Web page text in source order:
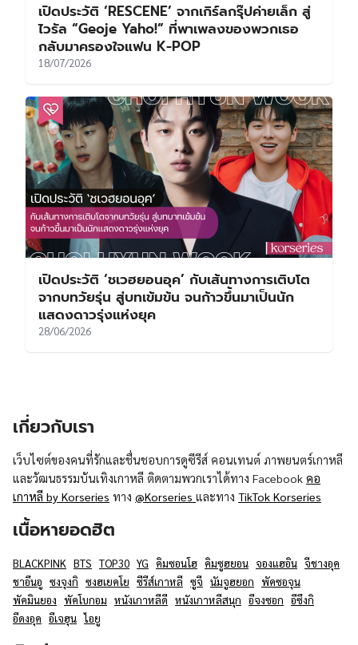
เปิดประวัติ ‘RESCENE’ จากเกิร์ลกรุ๊ปค่ายเล็ก สู่
ไวรัล “Geoje Yaho!” ที่พาเพลงของพวกเธอ
กลับมาครองใจแฟน K-POP
18/07/2026
เปิดประวัติ ‘ชเวฮยอนอุค’ กับเส้นทางการเติบโต
จากบทวัยรุ่น สู่บทเข้มข้น จนก้าวขึ้นมาเป็นนัก
แสดงดาวรุ่งแห่งยุค
28/06/2026
เกี่ยวกับเรา
เว็บไซต์ของคนที่รักและชื่นชอบการดูซีรีส์ คอนเทนต์ ภาพยนตร์เกาหลี
และวัฒนธรรมบันเทิงเกาหลี ติดตามพวกเราได้ทาง Facebook คอ
เกาหลี by Korseries ทาง @Korseries และทาง TikTok Korseries
เนื้อหายอดฮิต
BLACKPINK BTS TOP30 YG คิมซอนโฮ คิมซูฮยอน จองแฮอิน จีชางอุค
ชาอึนอู ซงจุงกิ ซงฮเยคโย ซีรีส์เกาหลี ซูจี นัมจูฮยอก พัคซอจุน
พัคมินยอง พัคโบกอม หนังเกาหลีดี หนังเกาหลีสนุก อีจงซอก อีซึงกิ
อีดงอุค อีเจฮุน ไอยู